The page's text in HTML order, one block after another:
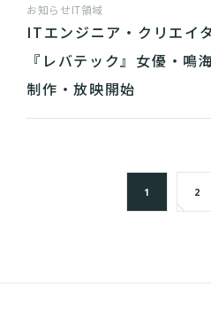
お知らせIT領域
ITエンジニア・クリエイ
『レバテック』女優・鳴
制作・放映開始
1 2